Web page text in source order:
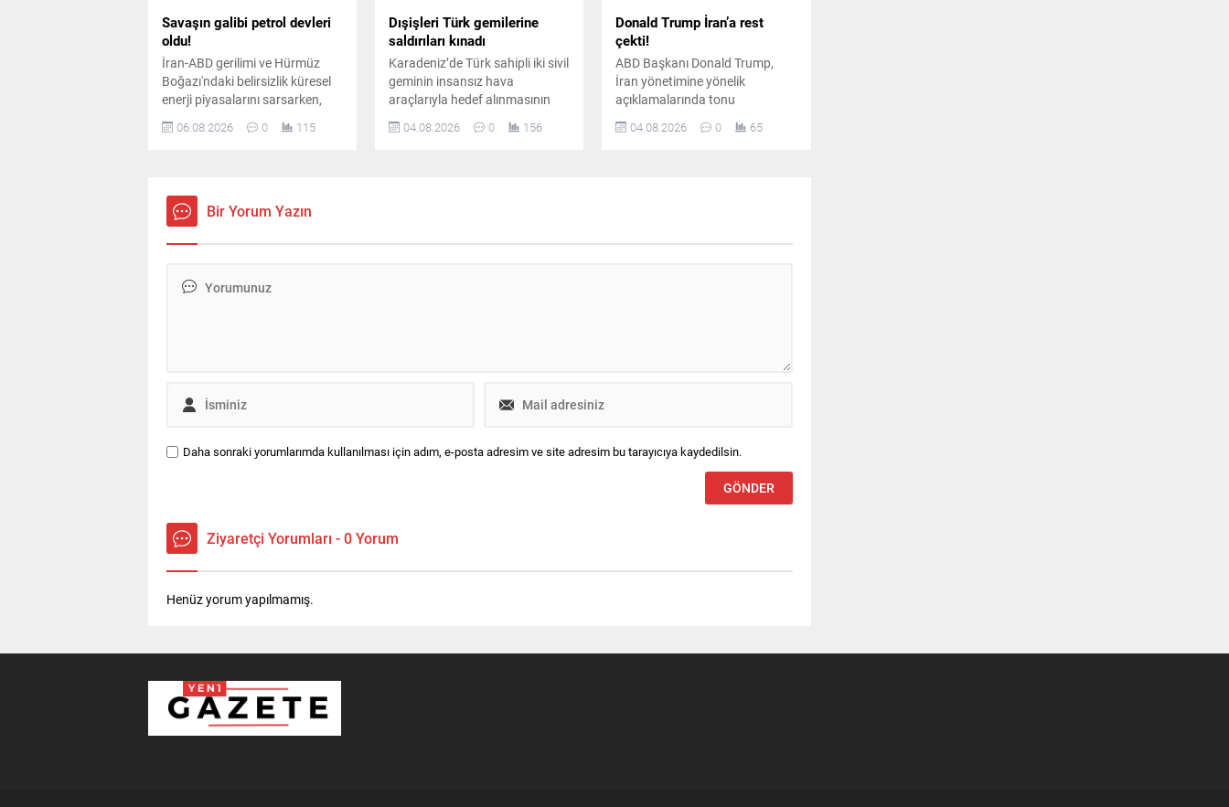
Savaşın galibi petrol devleri
oldu!
İran-ABD gerilimi ve Hürmüz
Boğazı'ndaki belirsizlik küresel
enerji piyasalarını sarsarken,
dünyanın en büyük sekiz petrol
şirketi yılın ikinci çeyreğinde
06.08.2026 0 115
Dışişleri Türk gemilerine
saldırıları kınadı
Karadeniz’de Türk sahipli iki sivil
geminin insansız hava
araçlarıyla hedef alınmasının
ardından Dışişleri Bakanlığı,
yaralanan personelin
04.08.2026 0 156
Donald Trump İran’a rest
çekti!
ABD Başkanı Donald Trump,
İran yönetimine yönelik
açıklamalarında tonu
sertleştirerek Tahran’ın önünde
“anlaşma ya da tam teslimiyet”
04.08.2026 0 65
Bir Yorum Yazın
Daha sonraki yorumlarımda kullanılması için adım, e-posta adresim ve site adresim bu tarayıcıya kaydedilsin.
Ziyaretçi Yorumları - 0 Yorum
Henüz yorum yapılmamış.